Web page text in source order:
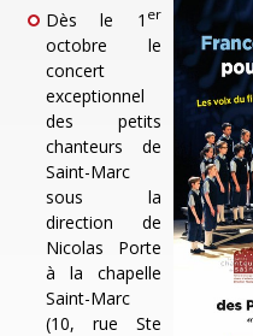
Dès le 1 er
octobre le
concert
exceptionnel
des petits
chanteurs de
Saint-Marc
sous la
direction de
Nicolas Porte
à la chapelle
Saint-Marc
(10, rue Ste